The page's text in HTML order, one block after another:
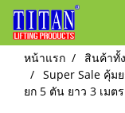
หน้าแรก สินค้าทั้
Super Sale คุ้ม
ยก 5 ตัน ยาว 3 เมตร